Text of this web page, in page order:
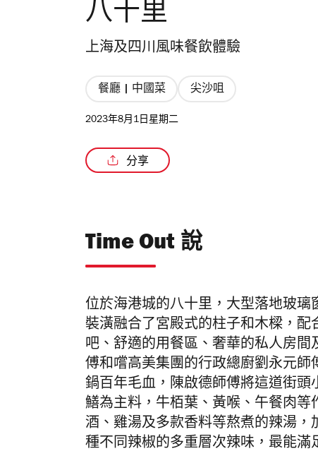
八十里
上海及四川風味餐飲體驗
餐廳 | 中國菜 尖沙咀
2023年8月1日星期二
分享
Time Out 說
位於海港城的八十里，大型落地玻璃
裝潢融合了宮殿式的柱子和木樑，
吧、舒適的用餐區、奢華的私人房間
傅和嚐高美集團的行政總廚劉永元師
鍋百年毛血，陳啟德師傅將這道街
鱔為主料，牛栢葉、黃喉、午餐肉
酒、雞湯及多款香料等熬煮的辣湯
種不同辣椒的多重層次辣味，最能滿